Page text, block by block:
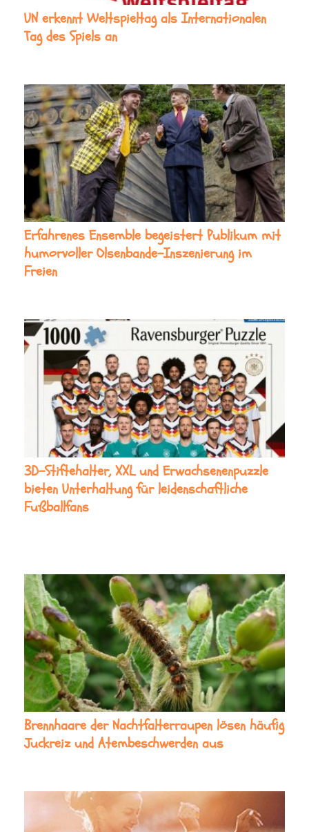
UN erkennt Weltspieltag als Internationalen
Tag des Spiels an
Erfahrenes Ensemble begeistert Publikum mit
humorvoller Olsenbande-Inszenierung im
Freien
3D-Stiftehalter, XXL und Erwachsenenpuzzle
bieten Unterhaltung für leidenschaftliche
Fußballfans
Brennhaare der Nachtfalterraupen lösen häufig
Juckreiz und Atembeschwerden aus